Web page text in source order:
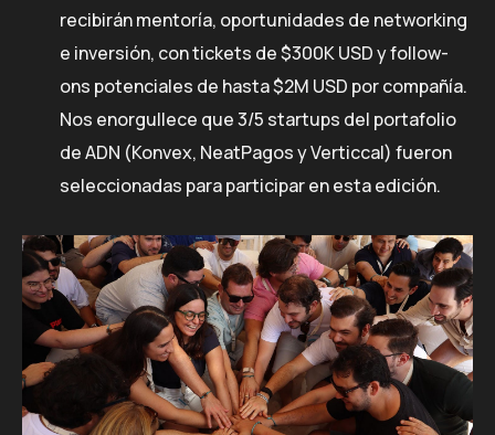
recibirán mentoría, oportunidades de networking
e inversión, con tickets de $300K USD y follow-
ons potenciales de hasta $2M USD por compañía.
Nos enorgullece que 3/5 startups del portafolio
de ADN (Konvex, NeatPagos y Verticcal) fueron
seleccionadas para participar en esta edición.